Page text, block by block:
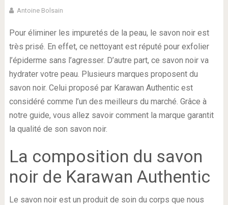
Antoine Bolsain
Pour éliminer les impuretés de la peau, le savon noir est
très prisé. En effet, ce nettoyant est réputé pour exfolier
l’épiderme sans l’agresser. D’autre part, ce savon noir va
hydrater votre peau. Plusieurs marques proposent du
savon noir. Celui proposé par Karawan Authentic est
considéré comme l’un des meilleurs du marché. Grâce à
notre guide, vous allez savoir comment la marque garantit
la qualité de son savon noir.
La composition du savon
noir de Karawan Authentic
Le savon noir est un produit de soin du corps que nous